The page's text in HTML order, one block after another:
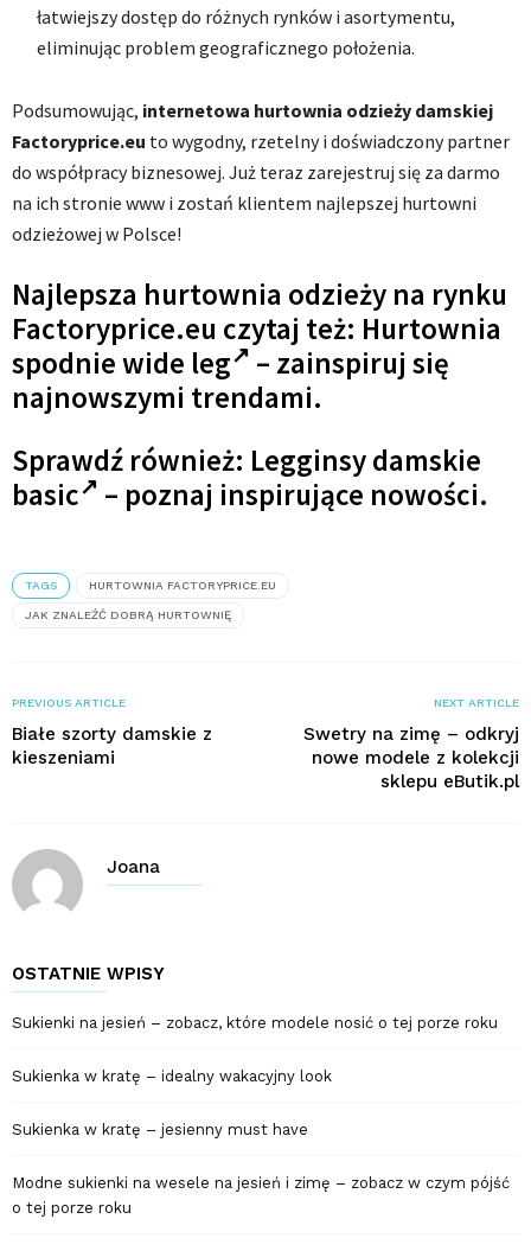
łatwiejszy dostęp do różnych rynków i asortymentu,
eliminując problem geograficznego położenia.
Podsumowując, internetowa hurtownia odzieży damskiej
Factoryprice.eu to wygodny, rzetelny i doświadczony partner
do współpracy biznesowej. Już teraz zarejestruj się za darmo
na ich stronie www i zostań klientem najlepszej hurtowni
odzieżowej w Polsce!
Najlepsza hurtownia odzieży na rynku
Factoryprice.eu czytaj też: Hurtownia
spodnie wide leg
– zainspiruj się
najnowszymi trendami.
Sprawdź również: Legginsy damskie
basic
– poznaj inspirujące nowości.
TAGS HURTOWNIA FACTORYPRICE.EU
JAK ZNALEŹĆ DOBRĄ HURTOWNIĘ
PREVIOUS ARTICLE
Białe szorty damskie z
kieszeniami
NEXT ARTICLE
Swetry na zimę – odkryj
nowe modele z kolekcji
sklepu eButik.pl
Joana
OSTATNIE WPISY
Sukienki na jesień – zobacz, które modele nosić o tej porze roku
Sukienka w kratę – idealny wakacyjny look
Sukienka w kratę – jesienny must have
Modne sukienki na wesele na jesień i zimę – zobacz w czym pójść
o tej porze roku